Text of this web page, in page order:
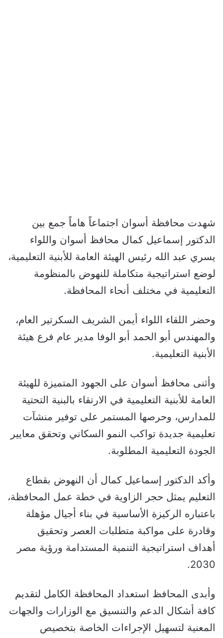
شهدت محافظة أسوان اجتماعاً هاماً جمع بين
الدكتور إسماعيل كمال محافظ أسوان واللواء
يسري عبد الله رئيس الهيئة العامة للأبنية التعليمية،
لوضع استراتيجية متكاملة للنهوض بالمنظومة
التعليمية في مختلف أنحاء المحافظة.
وحضر اللقاء اللواء أيمن الشريف السكرتير العام،
والمهندس أبو الحمد أبو الوفا مدير عام فرع هيئة
الأبنية التعليمية.
وأثنى محافظ أسوان على الجهود المتميزة للهيئة
العامة للأبنية التعليمية في الارتقاء بالبنية التحتية
للمدارس، وحرصها المستمر على توفير منشآت
تعليمية جديدة تواكب النمو السكاني وتحقق معايير
الجودة التعليمية المطلوبة.
وأكد الدكتور إسماعيل كمال أن النهوض بقطاع
التعليم يمثل حجر الزاوية في خطة عمل المحافظة،
باعتباره الركيزة الأساسية في بناء أجيال مؤهلة
وقادرة على مواكبة متطلبات العصر وتحقيق
أهداف استراتيجية التنمية المستدامة ورؤية مصر
2030.
وأبدى المحافظ استعداد المحافظة الكامل لتقديم
كافة أشكال الدعم والتنسيق مع الوزارات والجهات
المعنية لتسهيل الإجراءات الخاصة بتخصيص